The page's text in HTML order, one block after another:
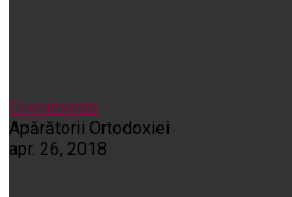
Evenimente
Apărătorii Ortodoxiei
apr. 26, 2018